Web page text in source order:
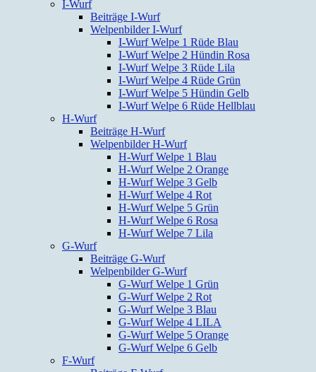
I-Wurf
Beiträge I-Wurf
Welpenbilder I-Wurf
I-Wurf Welpe 1 Rüde Blau
I-Wurf Welpe 2 Hündin Rosa
I-Wurf Welpe 3 Rüde Lila
I-Wurf Welpe 4 Rüde Grün
I-Wurf Welpe 5 Hündin Gelb
I-Wurf Welpe 6 Rüde Hellblau
H-Wurf
Beiträge H-Wurf
Welpenbilder H-Wurf
H-Wurf Welpe 1 Blau
H-Wurf Welpe 2 Orange
H-Wurf Welpe 3 Gelb
H-Wurf Welpe 4 Rot
H-Wurf Welpe 5 Grün
H-Wurf Welpe 6 Rosa
H-Wurf Welpe 7 Lila
G-Wurf
Beiträge G-Wurf
Welpenbilder G-Wurf
G-Wurf Welpe 1 Grün
G-Wurf Welpe 2 Rot
G-Wurf Welpe 3 Blau
G-Wurf Welpe 4 LILA
G-Wurf Welpe 5 Orange
G-Wurf Welpe 6 Gelb
F-Wurf